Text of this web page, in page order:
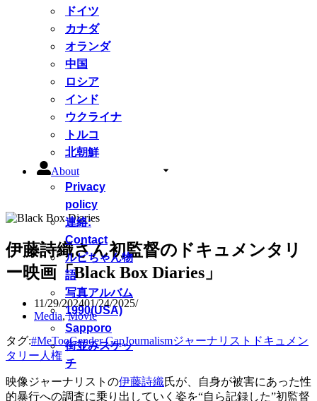
ドイツ
カナダ
オランダ
中国
ロシア
インド
ウクライナ
トルコ
北朝鮮
About
Privacy
policy
連絡:
Contact
ルピちゃん物
語
写真アルバム
1990(USA)
Sapporo
街並みスケッ
チ
伊藤詩織さん初監督のドキュメンタリ
ー映画「Black Box Diaries」
11/29/202401/24/2025
Media,Movie
タグ:#MeTooGender GapJournalismジャーナリスト ドキュメン
タリー人権
映像ジャーナリストの伊藤詩織氏が、自身が被害にあった性
的暴行への調査に乗り出していく姿を“自ら記録した”初監督